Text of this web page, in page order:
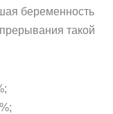
беременность
такой